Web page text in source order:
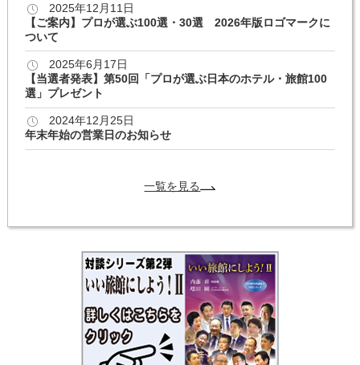
2025年12月11日
【ご案内】プロが選ぶ100選・30選 2026年版ロゴマークに
ついて
2025年6月17日
【当選者発表】第50回「プロが選ぶ日本のホテル・旅館100
選」プレゼント
2024年12月25日
年末年始の営業日のお知らせ
一覧を見る